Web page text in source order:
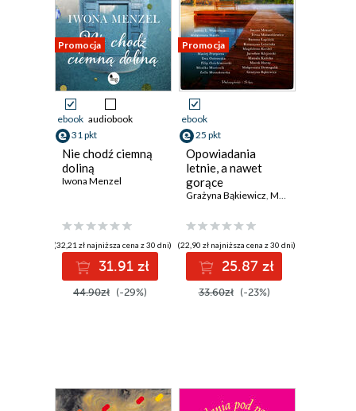
Promocja
ebook audiobook
31 pkt
Nie chodź ciemną
doliną
Iwona Menzel
(32,21 zł najniższa cena z 30 dni)
31.91 zł
44.90zł (-29%)
Promocja
ebook
25 pkt
Opowiadania
letnie, a nawet
gorące
Grażyna Bąkiewicz, Małgorzata Domagalik
(22,90 zł najniższa cena z 30 dni)
25.87 zł
33.60zł (-23%)